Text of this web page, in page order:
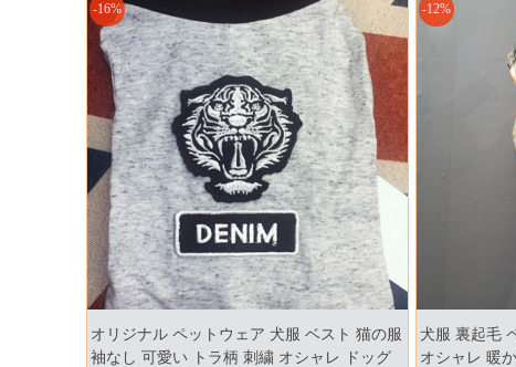
-16%
オリジナル ペットウェア 犬服 ベスト 猫の服
袖なし 可愛い トラ柄 刺繍 オシャレ ドッグ
-12%
犬服 裏起毛
オシャレ 暖